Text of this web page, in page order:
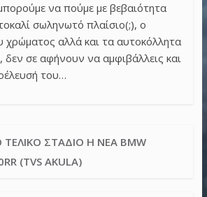
να πούμε με βεβαιότητα
σωληνωτό πλαίσιο(;), ο
χρώματος αλλά και τα αυτοκόλλητα
σε αφήνουν να αμφιβάλλεις και
του…
ΤΕΛΙΚΌ ΣΤΆΔΙΟ Η ΝΈΑ BMW
(TVS AKULA)